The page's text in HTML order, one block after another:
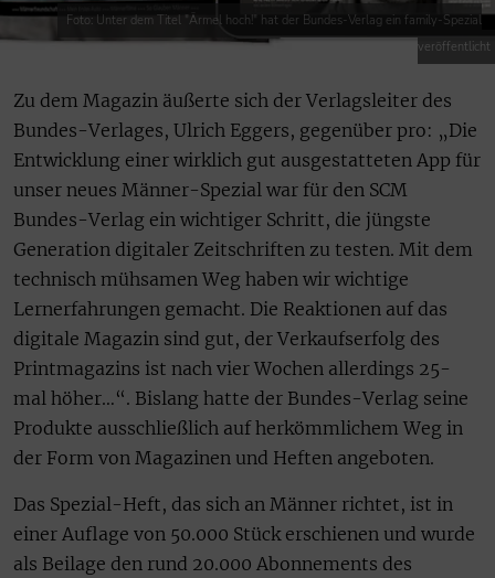
Foto: Unter dem Titel "Ärmel hoch!" hat der Bundes-Verlag ein family-Spezial
veröffentlicht
Zu dem Magazin äußerte sich der Verlagsleiter des
Bundes-Verlages, Ulrich Eggers, gegenüber pro: „Die
Entwicklung einer wirklich gut ausgestatteten App für
unser neues Männer-Spezial war für den SCM
Bundes-Verlag ein wichtiger Schritt, die jüngste
Generation digitaler Zeitschriften zu testen. Mit dem
technisch mühsamen Weg haben wir wichtige
Lernerfahrungen gemacht. Die Reaktionen auf das
digitale Magazin sind gut, der Verkaufserfolg des
Printmagazins ist nach vier Wochen allerdings 25-
mal höher…“. Bislang hatte der Bundes-Verlag seine
Produkte ausschließlich auf herkömmlichem Weg in
der Form von Magazinen und Heften angeboten.
Das Spezial-Heft, das sich an Männer richtet, ist in
einer Auflage von 50.000 Stück erschienen und wurde
als Beilage den rund 20.000 Abonnements des